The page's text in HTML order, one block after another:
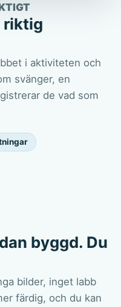
riktig
i aktiviteten och
svänger, en
de vad som
byggd. Du
bilder, inget labb
färdig, och du kan